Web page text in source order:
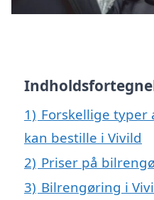
1) Forskellige
kan bestille i Vivild
2) Priser på
3) Bilrengøring i